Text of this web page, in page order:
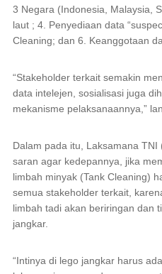
3 Negara (Indonesia, Malaysia,
laut ; 4. Penyediaan data
Cleaning; dan 6. Keanggotaan
“Stakeholder terkait semakin
data intelejen, sosialisasi juga
mekanisme pelaksanaannya,”
Dalam pada itu, Laksamana
saran agar kedepannya, jika
limbah minyak (Tank Cleaning)
semua stakeholder terkait,
limbah tadi akan beriringan dan
jangkar.
“Intinya di lego jangkar harus